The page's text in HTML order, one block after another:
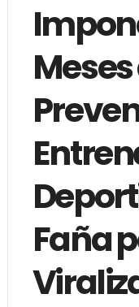
Faña